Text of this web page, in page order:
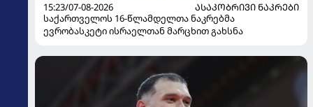
15:23/07-08-2026
ᲐᲡᲐᲙᲝᲑᲠᲘᲕᲘ ᲜᲐᲙᲠᲔᲑᲘ
საქართველოს 16-წლამდელთა ნაკრებმა
ევრობასკეტი ისრაელთან მარცხით გახსნა